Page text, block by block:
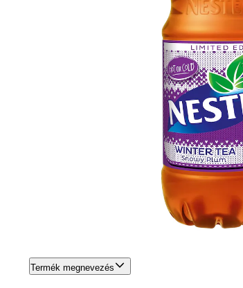
Termék megnevezés